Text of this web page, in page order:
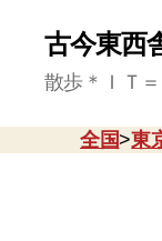
古今東西
散歩＊ＩＴ
全国>東